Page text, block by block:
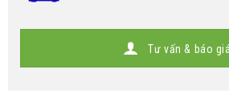
Tư vấn & báo giá